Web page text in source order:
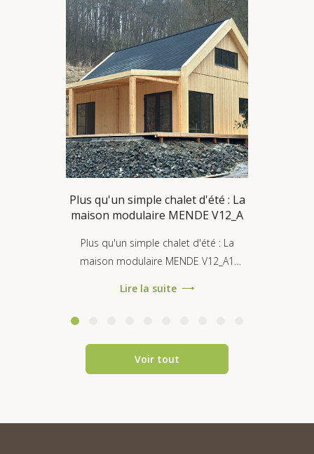
Plus qu'un simple chalet d'été : La
maison modulaire MENDE V12_A
Plus qu'un simple chalet d'été : La
maison modulaire MENDE V12_A1
Lire la suite
Voir tout